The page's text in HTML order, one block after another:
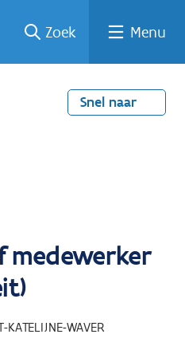
Zoek Menu
Snel naar
medewerker
KATELIJNE-WAVER